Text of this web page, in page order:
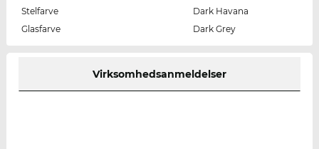
Stelfarve
Dark Havana
Glasfarve
Dark Grey
Virksomhedsanmeldelser